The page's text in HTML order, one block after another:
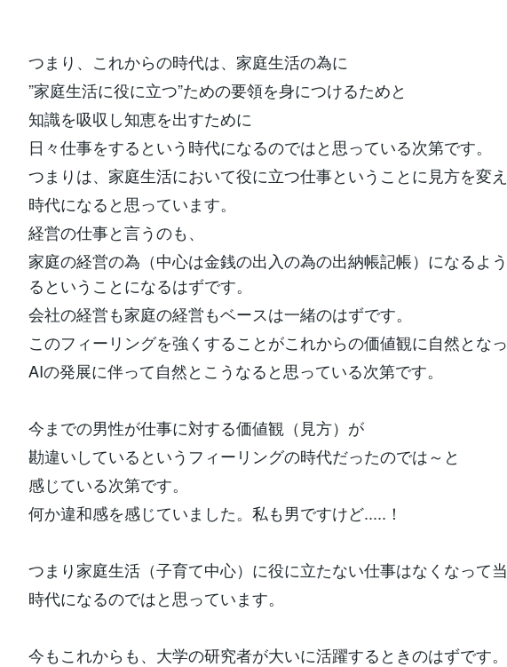
つまり、これからの時代は、家庭生活の為に
”家庭生活に役に立つ”ための要領を身につけるためと
知識を吸収し知恵を出すために
日々仕事をするという時代になるのではと思っている次第です。
つまりは、家庭生活において役に立つ仕事ということに見方を変
時代になると思っています。
経営の仕事と言うのも、
家庭の経営の為（中心は金銭の出入の為の出納帳記帳）になるよ
るということになるはずです。
会社の経営も家庭の経営もベースは一緒のはずです。
このフィーリングを強くすることがこれからの価値観に自然となっ
AIの発展に伴って自然とこうなると思っている次第です。
今までの男性が仕事に対する価値観（見方）が
勘違いしているというフィーリングの時代だったのでは～と
感じている次第です。
何か違和感を感じていました。私も男ですけど.....！
つまり家庭生活（子育て中心）に役に立たない仕事はなくなって
時代になるのではと思っています。
今もこれからも、大学の研究者が大いに活躍するときのはずです。